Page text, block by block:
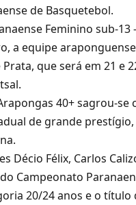
de Basquetebol.
Feminino sub-
a equipe
que será em 21 e
40+ sagrou-se
de grande
Décio Félix, Carlos
Campeonato
20/24 anos e o título